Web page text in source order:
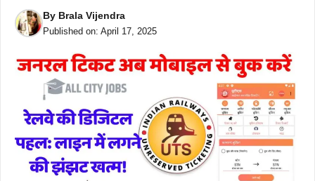
By Brala Vijendra
Published on: April 17, 2025